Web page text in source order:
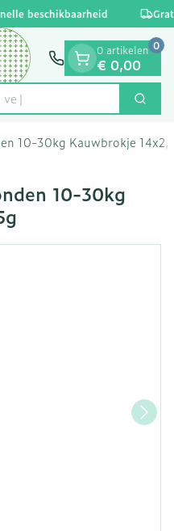
beschikbaarheid
Zoek
0 artikelen
€ 0,00
0
10-30kg Kauwbrokje
10-30kg